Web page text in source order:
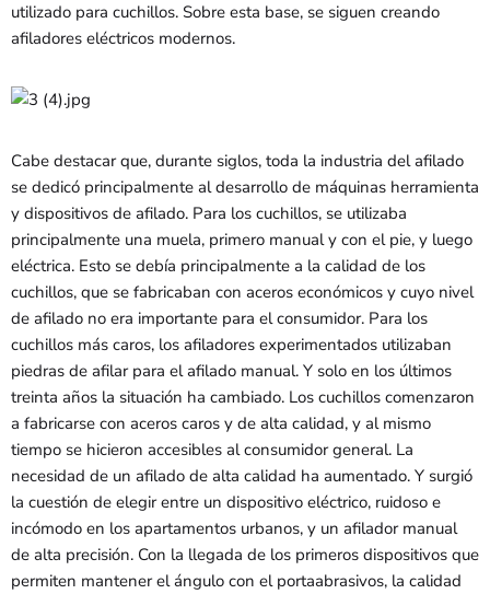
utilizado para cuchillos. Sobre esta base, se siguen creando
afiladores eléctricos modernos.
Cabe destacar que, durante siglos, toda la industria del afilado
se dedicó principalmente al desarrollo de máquinas herramienta
y dispositivos de afilado. Para los cuchillos, se utilizaba
principalmente una muela, primero manual y con el pie, y luego
eléctrica. Esto se debía principalmente a la calidad de los
cuchillos, que se fabricaban con aceros económicos y cuyo nivel
de afilado no era importante para el consumidor. Para los
cuchillos más caros, los afiladores experimentados utilizaban
piedras de afilar para el afilado manual. Y solo en los últimos
treinta años la situación ha cambiado. Los cuchillos comenzaron
a fabricarse con aceros caros y de alta calidad, y al mismo
tiempo se hicieron accesibles al consumidor general. La
necesidad de un afilado de alta calidad ha aumentado. Y surgió
la cuestión de elegir entre un dispositivo eléctrico, ruidoso e
incómodo en los apartamentos urbanos, y un afilador manual
de alta precisión. Con la llegada de los primeros dispositivos que
permiten mantener el ángulo con el portaabrasivos, la calidad